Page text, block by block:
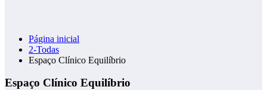
Página inicial
2-Todas
Espaço Clínico Equilíbrio
Espaço Clínico Equilíbrio